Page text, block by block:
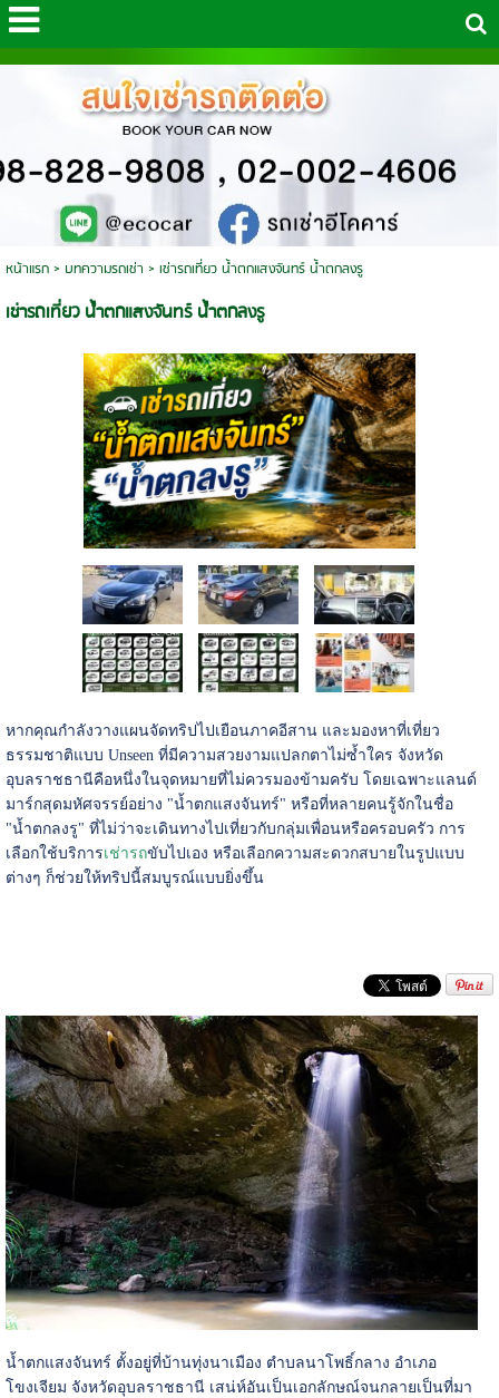
หน้าแรก> บทความรถเช่า > เช่ารถเที่ยว น้ำตกแสงจันทร์ น้ำตกลงรู
เช่ารถเที่ยว น้ำตกแสงจันทร์ น้ำตกลงรู
หากคุณกำลังวางแผนจัดทริปไปเยือนภาคอีสาน และมองหาที่เที่ยว
ธรรมชาติแบบ Unseen ที่มีความสวยงามแปลกตาไม่ซ้ำใคร จังหวัด
อุบลราชธานีคือหนึ่งในจุดหมายที่ไม่ควรมองข้ามครับ โดยเฉพาะแลนด์
มาร์กสุดมหัศจรรย์อย่าง "น้ำตกแสงจันทร์" หรือที่หลายคนรู้จักในชื่อ
"น้ำตกลงรู" ที่ไม่ว่าจะเดินทางไปเที่ยวกับกลุ่มเพื่อนหรือครอบครัว การ
เลือกใช้บริการเช่ารถขับไปเอง หรือเลือกความสะดวกสบายในรูปแบบ
ต่างๆ ก็ช่วยให้ทริปนี้สมบูรณ์แบบยิ่งขึ้น
น้ำตกแสงจันทร์ ตั้งอยู่ที่บ้านทุ่งนาเมือง ตำบลนาโพธิ์กลาง อำเภอ
โขงเจียม จังหวัดอุบลราชธานี เสน่ห์อันเป็นเอกลักษณ์จนกลายเป็นที่มา